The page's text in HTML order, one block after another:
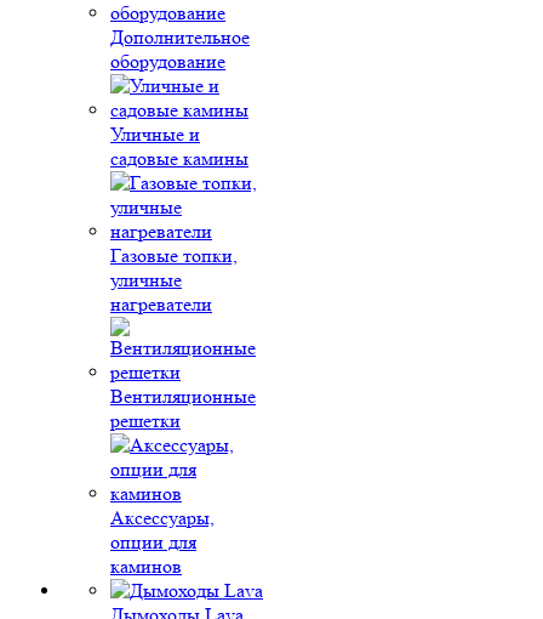
Дополнительное
оборудование
Уличные и
садовые камины
Газовые топки,
уличные
нагреватели
Вентиляционные
решетки
Аксессуары,
опции для
каминов